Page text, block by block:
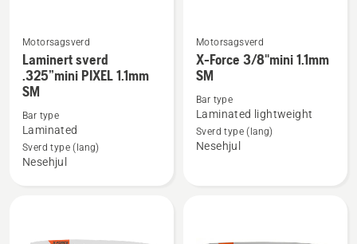
Se
flere
detaljer
om
Laminert
sverd
.325”mini
Motorsagsverd
Laminert sverd
.325”mini PIXEL 1.1mm
SM
Bar type
Laminated
Sverd type (lang)
Nesehjul
Se
flere
om
Force
Motorsagsverd
X-Force 3/8"mini 1.1mm
SM
Bar type
Laminated lightweight
Sverd type (lang)
Nesehjul